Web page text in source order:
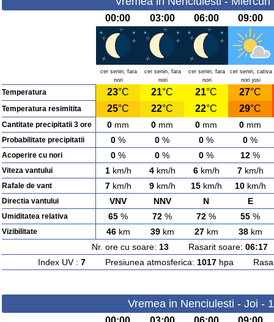
00:00 03:00 06:00 09:00
cer senin, fara
nori
cer senin, fara
nori
cer senin, fara
nori
cer senin, cativa
nori josi
Temperatura 23°C 21°C 21°C 27°C
Temperatura resimitita 25°C 22°C 22°C 29°C
Cantitate precipitatii 3 ore 0 mm 0 mm 0 mm 0 mm
Probabilitate precipitatii 0 % 0 % 0 % 0 %
Acoperire cu nori 0 % 0 % 0 % 12 %
Viteza vantului 1km/h 4km/h 6km/h 7km/h
Rafale de vant 7km/h 9km/h 15km/h 10km/h
Directia vantului VNV NNV N E
Umiditatea relativa 65 % 72 % 72 % 55 %
Vizibilitate 46km 39km 27km 38km
Nr. ore cu soare: 13Rasarit soare: 06:17
Index UV : 7Presiunea atmosferica: 1017hpa
Vremea in Nenciulesti - Joi -